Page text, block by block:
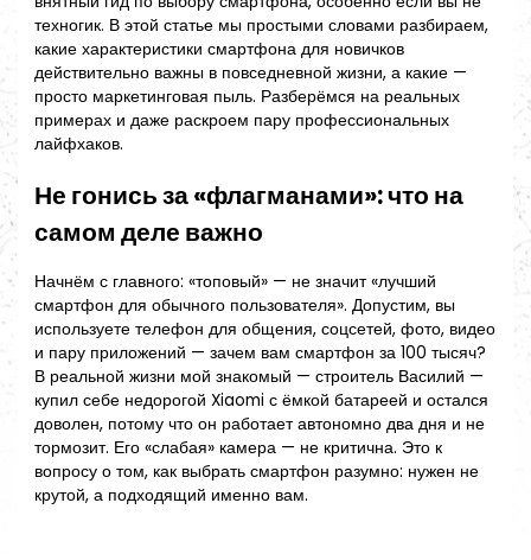
техногик. В этой статье мы простыми словами разбираем,
какие характеристики смартфона для новичков
действительно важны в повседневной жизни, а какие —
просто маркетинговая пыль. Разберёмся на реальных
примерах и даже раскроем пару профессиональных
лайфхаков.
Не гонись за «флагманами»: что на
самом деле важно
Начнём с главного: «топовый» — не значит «лучший
смартфон для обычного пользователя». Допустим, вы
используете телефон для общения, соцсетей, фото, видео
и пару приложений — зачем вам смартфон за 100 тысяч?
В реальной жизни мой знакомый — строитель Василий —
купил себе недорогой Xiaomi с ёмкой батареей и остался
доволен, потому что он работает автономно два дня и не
тормозит. Его «слабая» камера — не критична. Это к
вопросу о том, как выбрать смартфон разумно: нужен не
крутой, а подходящий именно вам.